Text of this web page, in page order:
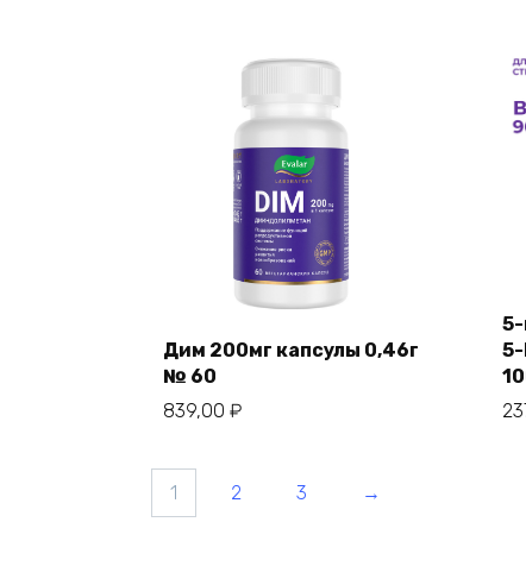
Дим 200мг капсулы 0,46г
№ 60
839,00 ₽
5-
5-
1 2 3 →